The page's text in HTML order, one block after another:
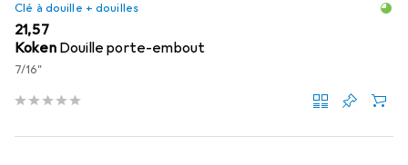
Clé à douille + douilles
EUR
21,57
Koken Douille porte-embout
7/16"